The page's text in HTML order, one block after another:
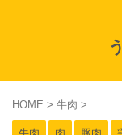
HOME > 牛肉 >